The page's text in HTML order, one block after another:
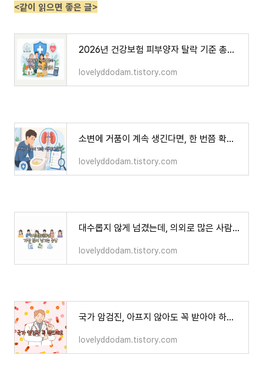
<같이 읽으면 좋은 글>
2026년 건강보험 피부양자 탈락 기준 총정리… 재산 5억 넘으면 무조건 제외될까?
lovelyddodam.tistory.com
소변에 거품이 계속 생긴다면, 한 번쯤 확인해봐야 할 이유
lovelyddodam.tistory.com
대수롭지 않게 넘겼는데, 의외로 많은 사람들이 반복해서 겪는 몸의 신호들
lovelyddodam.tistory.com
국가 암검진, 아프지 않아도 꼭 받아야 하는 이유
lovelyddodam.tistory.com